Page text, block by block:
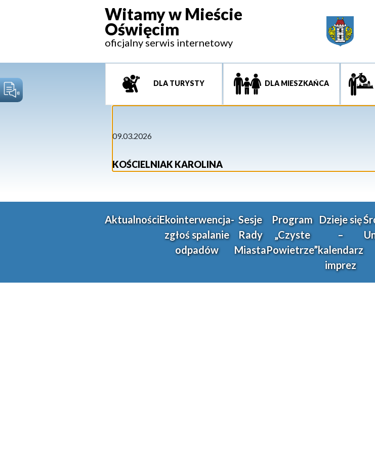
Witamy w Mieście
Oświęcim
oficjalny serwis internetowy
DLA TURYSTY DLA MIESZKAŃCA
09.03.2026
KOŚCIELNIAK KAROLINA
AktualnościEkointerwencja-
zgłoś spalanie
odpadów
Sesje
Rady
Miasta
Program
„Czyste
Powietrze”
Dzieje się
–
kalendarz
imprez